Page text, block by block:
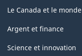
Le Canada et le monde
Argent et finance
Science et innovation